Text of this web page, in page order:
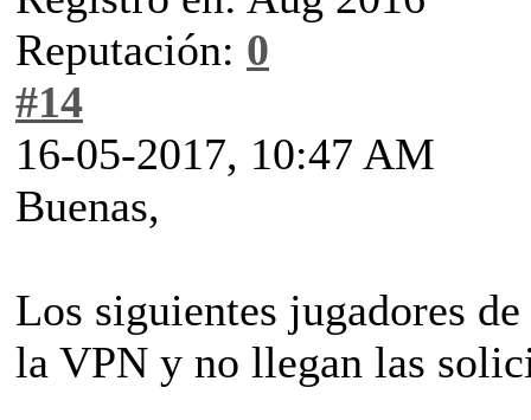
Reputación: 0
#14
16-05-2017, 10:47 AM
Buenas,
Los siguientes jugadores
la VPN y no llegan las